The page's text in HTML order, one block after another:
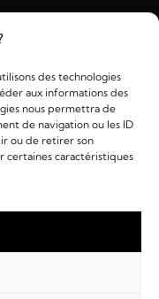
des technologies
aux informations des
nous permettra de
de navigation ou les ID
ou de retirer son
certaines caractéristiques